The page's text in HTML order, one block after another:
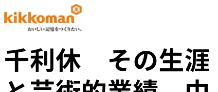
千利休 その生涯